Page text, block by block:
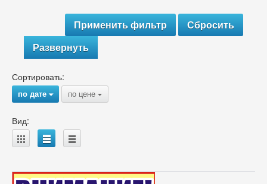
Развернуть
Сортировать:
по дате{ по цене {
Вид:
A B C